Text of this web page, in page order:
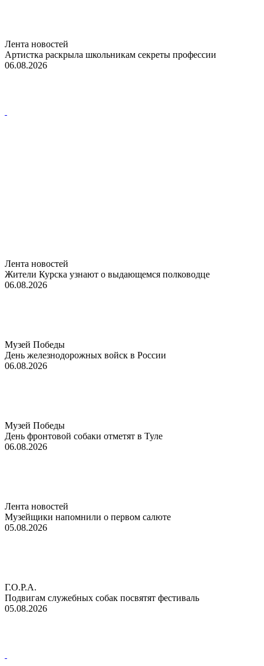
Лента новостей
Артистка раскрыла школьникам секреты профессии
06.08.2026
Лента новостей
Жители Курска узнают о выдающемся полководце
06.08.2026
Музей Победы
День железнодорожных войск в России
06.08.2026
Музей Победы
День фронтовой собаки отметят в Туле
06.08.2026
Лента новостей
Музейщики напомнили о первом салюте
05.08.2026
Г.О.Р.А.
Подвигам служебных собак посвятят фестиваль
05.08.2026